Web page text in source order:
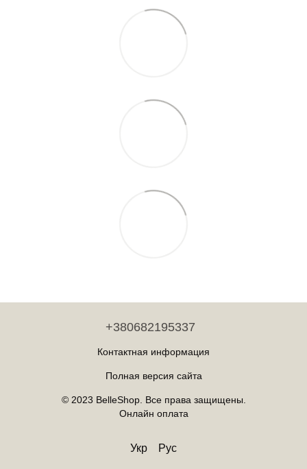
+380682195337
Контактная информация
Полная версия сайта
© 2023 BelleShop. Все права защищены.
Онлайн оплата
Укр Рус